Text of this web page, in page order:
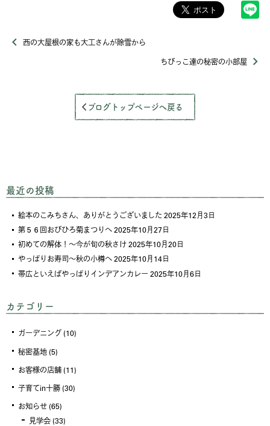
西の大屋根の家も大工さんが除雪から
ちびっこ達の秘密の小部屋
ブログトップページへ戻る
最近の投稿
絵本のこみちさん、ありがとうございました 2025年12月3日
第５６回おびひろ菊まつりへ2025年10月27日
初めての解体！～今が旬の秋さけ2025年10月20日
やっぱりお寿司～秋の小樽へ2025年10月14日
帯広といえばやっぱりインデアンカレー2025年10月6日
カテゴリー
ガーデニング (10)
秘密基地 (5)
お客様の店舗 (11)
子育てin十勝 (30)
お知らせ (65)
見学会 (33)